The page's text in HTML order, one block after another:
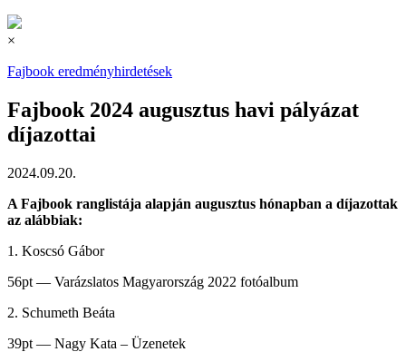
×
Fajbook eredményhirdetések
Fajbook 2024 augusztus havi pályázat
díjazottai
2024.09.20.
A Fajbook ranglistája alapján augusztus hónapban a díjazottak
az alábbiak:
1. Koscsó Gábor
56pt — Varázslatos Magyarország 2022 fotóalbum
2. Schumeth Beáta
39pt — Nagy Kata – Üzenetek